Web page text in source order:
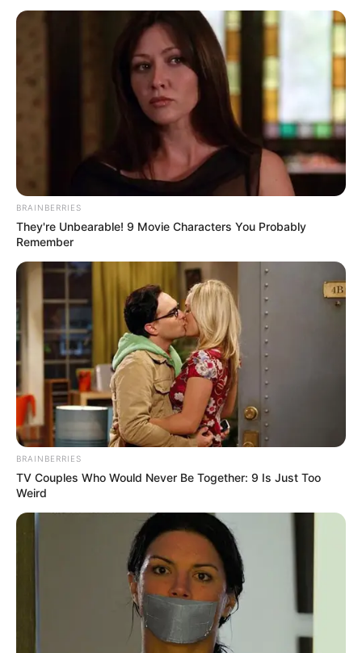
BRAINBERRIES
They're Unbearable! 9 Movie Characters You Probably
Remember
BRAINBERRIES
TV Couples Who Would Never Be Together: 9 Is Just Too
Weird